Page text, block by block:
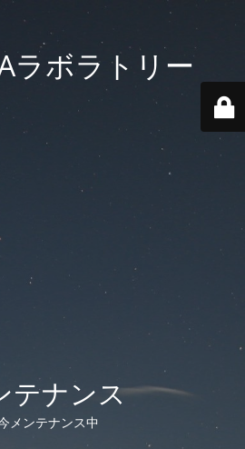
ラボラトリー
テナンス
メンテナンス中